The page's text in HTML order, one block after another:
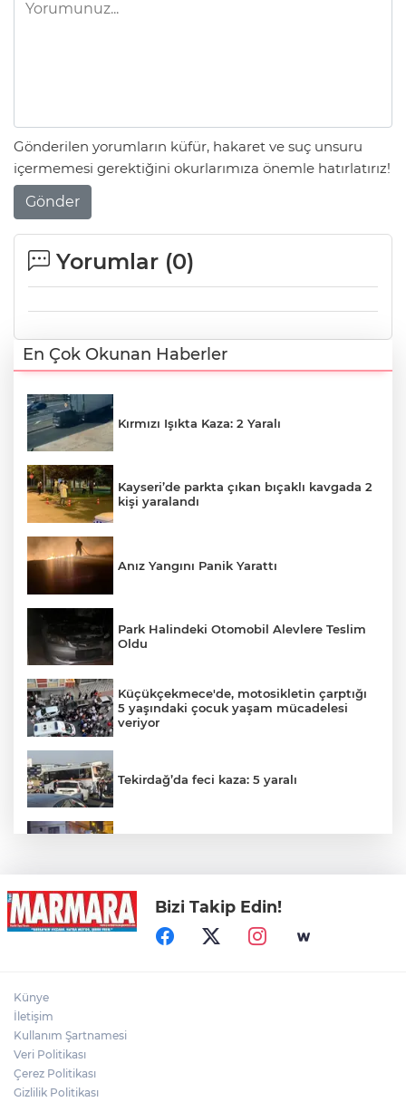
Gönderilen yorumların küfür, hakaret ve suç unsuru
içermemesi gerektiğini okurlarımıza önemle hatırlatırız!
Gönder
Yorumlar (0)
En Çok Okunan Haberler
Kırmızı Işıkta Kaza: 2 Yaralı
Kayseri’de parkta çıkan bıçaklı kavgada 2
kişi yaralandı
Anız Yangını Panik Yarattı
Park Halindeki Otomobil Alevlere Teslim
Oldu
Küçükçekmece'de, motosikletin çarptığı
5 yaşındaki çocuk yaşam mücadelesi
veriyor
Tekirdağ’da feci kaza: 5 yaralı
Otomobil İçindeki Kadını Dövdü...
Bizi Takip Edin!
Künye
İletişim
Kullanım Şartnamesi
Veri Politikası
Çerez Politikası
Gizlilik Politikası